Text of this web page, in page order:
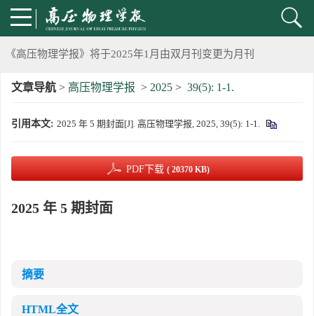
2024年上海光源同步辐射大压机实验技术培训班通知
《高压物理学报》将于2025年1月由双月刊变更为月刊
动载下材料物性机器学习与高通量研究专刊征稿启事
《高压物理学报》第二届青年编委会招募启事
《高压物理学报》2023年度优秀审稿人和优秀论文评选结果
第十四届全国爆炸力学学术会议 第二轮通知
通知
《高压物理学报》第三届青年编委会招募启事
文章导航 > 高压物理学报 > 2025 > 39(5): 1-1.
引用本文: 2025 年 5 期封面[J]. 高压物理学报, 2025, 39(5): 1-1.
PDF下载 ( 20370 KB)
2025 年 5 期封面
摘要
HTML全文